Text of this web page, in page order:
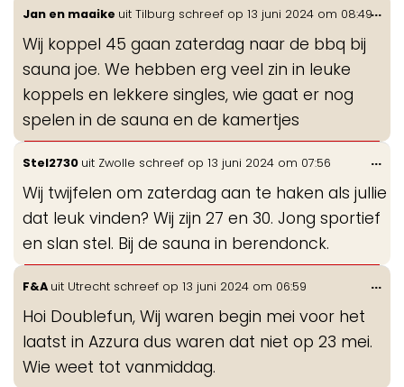
Jan en maaike uit Tilburg schreef op 13 juni 2024 om 08:49
Wij koppel 45 gaan zaterdag naar de bbq bij
sauna joe. We hebben erg veel zin in leuke
koppels en lekkere singles, wie gaat er nog
spelen in de sauna en de kamertjes
...
Stel2730 uit Zwolle schreef op 13 juni 2024 om 07:56
Wij twijfelen om zaterdag aan te haken als jullie
dat leuk vinden? Wij zijn 27 en 30. Jong sportief
en slan stel. Bij de sauna in berendonck.
...
F&A uit Utrecht schreef op 13 juni 2024 om 06:59
Hoi Doublefun, Wij waren begin mei voor het
laatst in Azzura dus waren dat niet op 23 mei.
Wie weet tot vanmiddag.
...